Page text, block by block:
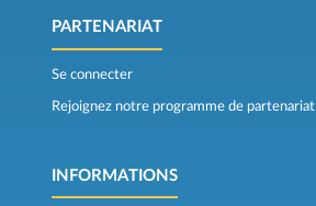
PARTENARIAT
Se connecter
Rejoignez notre programme de partenariat
INFORMATIONS